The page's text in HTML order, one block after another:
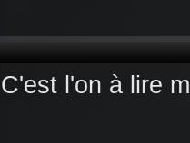
C'est l'on à lire